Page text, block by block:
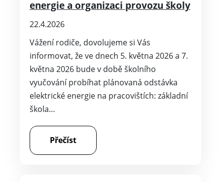
škola…
Přečíst
Výsledky zápisu do mateřské školy
pro školní rok 2026/2027
10.4.2026
Tabulka registračních čísel dětí, které byly u